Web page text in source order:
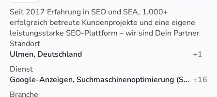
Seit 2017 Erfahrung in SEO und SEA, 1.000+
erfolgreich betreute Kundenprojekte und eine eigene
leistungsstarke SEO-Plattform – wir sind Dein Partner
für messbar mehr Kunden durch SEO & SEA.
Standort
Ulmen, Deutschland
+1
Dienst
Google-Anzeigen, Suchmaschinenoptimierung (SEO), Linkaufbau +16
Branche